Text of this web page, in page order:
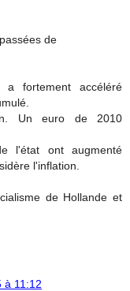
de
a fortement accéléré
Un euro de 2010
l'état ont augmenté
l'inflation.
de Hollande et
à 11:12